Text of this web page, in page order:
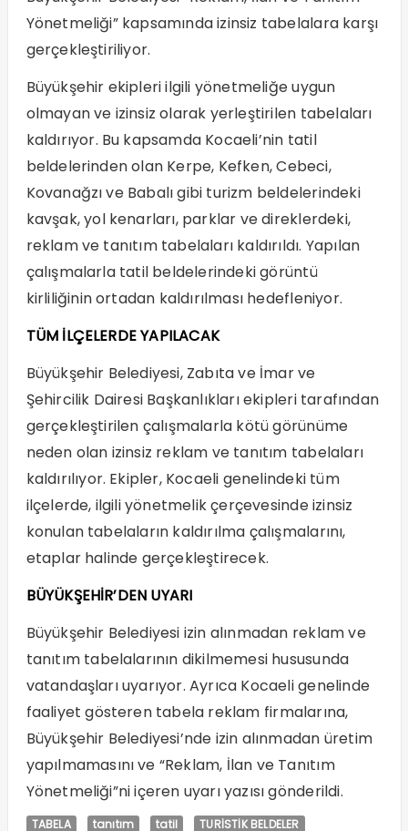
Yönetmeliği” kapsamında izinsiz tabelalara karşı
gerçekleştiriliyor.
Büyükşehir ekipleri ilgili yönetmeliğe uygun
olmayan ve izinsiz olarak yerleştirilen tabelaları
kaldırıyor. Bu kapsamda Kocaeli’nin tatil
beldelerinden olan Kerpe, Kefken, Cebeci,
Kovanağzı ve Babalı gibi turizm beldelerindeki
kavşak, yol kenarları, parklar ve direklerdeki,
reklam ve tanıtım tabelaları kaldırıldı. Yapılan
çalışmalarla tatil beldelerindeki görüntü
kirliliğinin ortadan kaldırılması hedefleniyor.
TÜM İLÇELERDE YAPILACAK
Büyükşehir Belediyesi, Zabıta ve İmar ve
Şehircilik Dairesi Başkanlıkları ekipleri tarafından
gerçekleştirilen çalışmalarla kötü görünüme
neden olan izinsiz reklam ve tanıtım tabelaları
kaldırılıyor. Ekipler, Kocaeli genelindeki tüm
ilçelerde, ilgili yönetmelik çerçevesinde izinsiz
konulan tabelaların kaldırılma çalışmalarını,
etaplar halinde gerçekleştirecek.
BÜYÜKŞEHİR’DEN UYARI
Büyükşehir Belediyesi izin alınmadan reklam ve
tanıtım tabelalarının dikilmemesi hususunda
vatandaşları uyarıyor. Ayrıca Kocaeli genelinde
faaliyet gösteren tabela reklam firmalarına,
Büyükşehir Belediyesi’nde izin alınmadan üretim
yapılmamasını ve “Reklam, İlan ve Tanıtım
Yönetmeliği”ni içeren uyarı yazısı gönderildi.
TABELA tanıtım tatil TURİSTİK BELDELER